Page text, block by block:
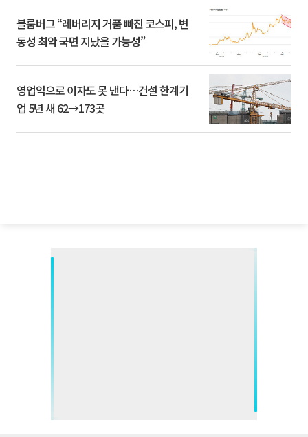
블룸버그 “레버리지 거품 빠진 코스피, 변
동성 최악 국면 지났을 가능성”
영업익으로 이자도 못 낸다…건설 한계기
업 5년 새 62→173곳